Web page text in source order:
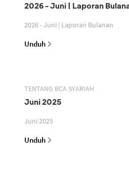
2026 - Juni | Laporan
2026 - Juni | Laporan Bulanan
Unduh
TENTANG BCA SYARIAH
Juni 2025
Juni 2025
Unduh